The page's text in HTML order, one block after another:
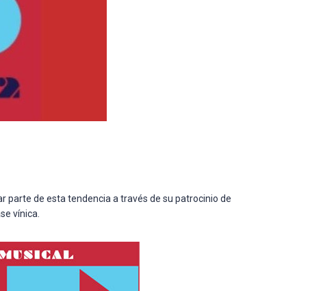
parte de esta tendencia a través de su patrocinio de
vínica.